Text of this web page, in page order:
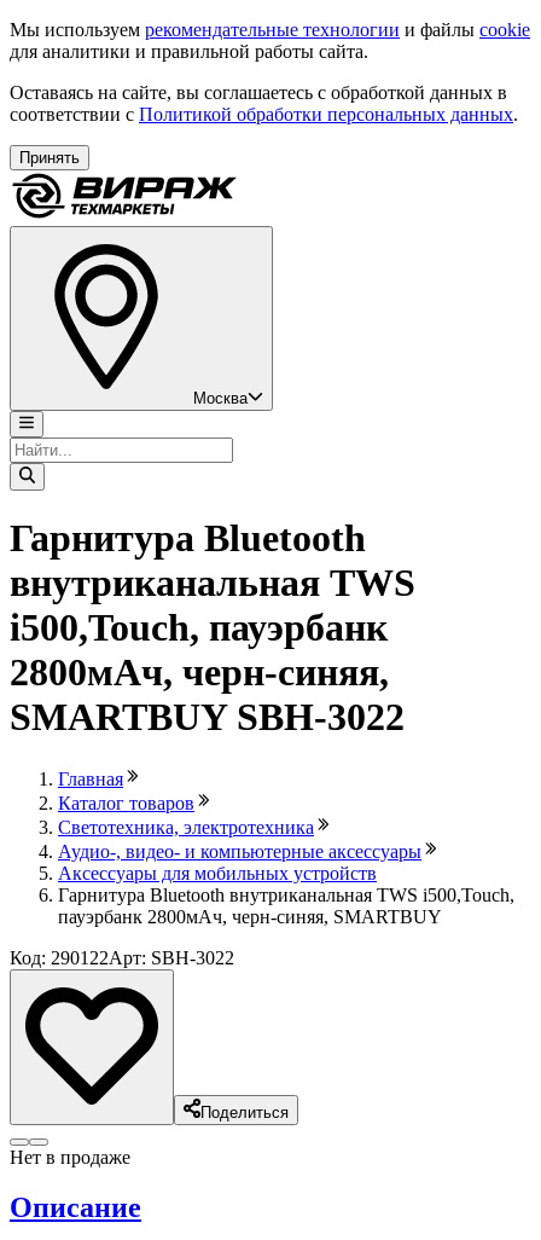
Мы используем рекомендательные технологии и файлы cookie
для аналитики и правильной работы сайта.
Оставаясь на сайте, вы соглашаетесь с обработкой данных в
соответствии с Политикой обработки персональных данных.
Принять
Москва
Гарнитура Bluetooth
внутриканальная TWS
i500,Touch, пауэрбанк
2800мАч, черн-синяя,
SMARTBUY SBH-3022
Главная
Каталог товаров
Светотехника, электротехника
Аудио-, видео- и компьютерные аксессуары
Аксессуары для мобильных устройств
Гарнитура Bluetooth внутриканальная TWS i500,Touch,
пауэрбанк 2800мАч, черн-синяя, SMARTBUY
Код: 290122Арт: SBH-3022
Поделиться
Нет в продаже
Описание